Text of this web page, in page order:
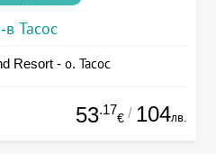
в Тасос
Resort - о. Тасос
53.17
€ / 104лв.